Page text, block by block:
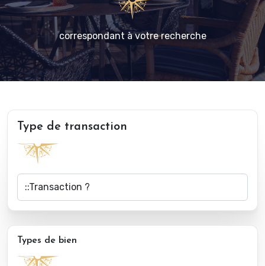
correspondant à votre recherche
Type de transaction
Types de bien